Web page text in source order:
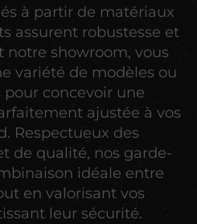
à partir de matériaux
assurent robustesse et
notre showroom, vous
variété de modèles ou
concevoir une
ajustée à vos
Respectueux des
de qualité, nos garde-
idéale entre
en valorisant vos
leur sécurité.